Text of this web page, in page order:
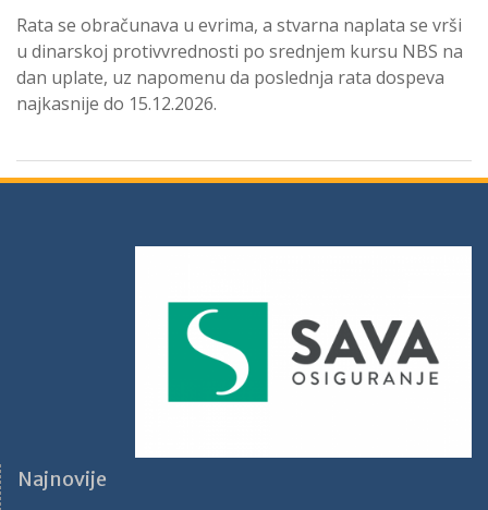
Rata se obračunava u evrima, a stvarna naplata se vrši
u dinarskoj protivvrednosti po srednjem kursu NBS na
dan uplate, uz napomenu da poslednja rata dospeva
najkasnije do 15.12.2026.
Najnovije